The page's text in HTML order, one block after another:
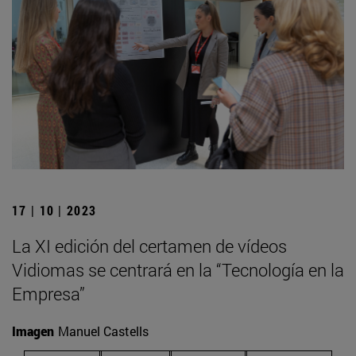
17 | 10 | 2023
La XI edición del certamen de vídeos
Vidiomas se centrará en la “Tecnología en la
Empresa”
Imagen Manuel Castells